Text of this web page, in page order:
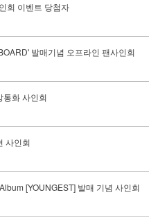
회 이벤트 당첨자
발매기념 오프라인 팬사인회
화 사인회
사인회
[YOUNGEST] 발매 기념 사인회